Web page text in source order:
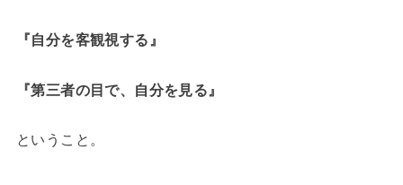
『自分を客観視する』
『第三者の目で、自分を見る』
ということ。